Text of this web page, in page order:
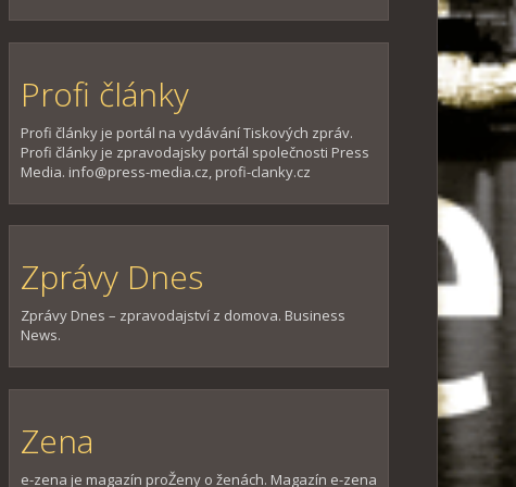
Profi články
Profi články je portál na vydávání Tiskových zpráv.
Profi články je zpravodajsky portál společnosti Press
Media. info@press-media.cz, profi-clanky.cz
Zprávy Dnes
Zprávy Dnes – zpravodajství z domova. Business
News.
Zena
e-zena je magazín proŽeny o ženách. Magazín e-zena